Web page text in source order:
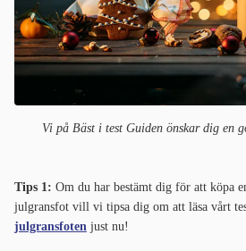
Vi på Bäst i test Guiden önskar dig en
Tips 1: Om du har bestämt dig för att köpa
julgransfot vill vi tipsa dig om att läsa vårt
julgransfoten just nu!